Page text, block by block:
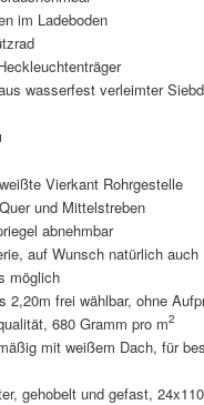
im Ladeboden
wasserfest verleimter
Vierkant Rohrgestelle
und Mittelstreben
abnehmbar
auf Wunsch natürlich auch
möglich
2,20m frei wählbar, ohne
680 Gramm pro m2
mit weißem Dach, für
gehobelt und gefast,